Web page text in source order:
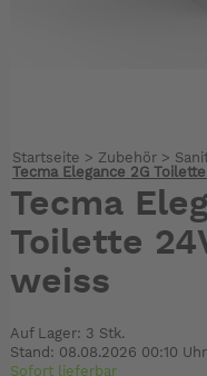
Startseite > Zubehör>
Tecma Elegance 2G
Tecma
Toilette
weiss
Auf Lager: 3 Stk.
Stand: 08.08.2026 00:10 Uhr
Sofort lieferbar